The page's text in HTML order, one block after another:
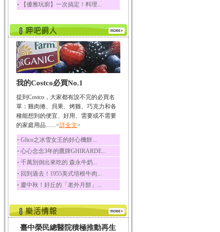
迷迭香
酸、迷迭香酸、植物...
咖啡
咖啡中的咖啡因會刺激
中樞神經系統，特別...
椰子
椰子含有糖類、脂肪、
荔枝
荔枝性質溫和所含的營
養素有醣類、檸檬酸...
五味子
五味子性質溫熱所含營
養成分有揮發油、檸...
草魚
草魚含有維生素A、維生
素C、及豐富的蛋白...
‧ 【優雅玩廚】一次搞定！料理...
我的Costco必買No.1
提到Costco，大家都有說不完的必買名
單：雞肉捲、貝果、烤雞、巧克力和各
種能想到的便宜、好用、需要或不需要
的家庭用品.......<詳全文>
‧ Glico之冰雪女王的好心機餅...
‧ 心心念念3年的鷹牌GHIRARDE...
‧ 千萬別倒出來吃的 森永牛奶...
‧ 回到過去！1955美式培根牛肉...
‧ 慶中秋！好丘的「老外月餅」...
臺中榮民總醫院積極推動再生